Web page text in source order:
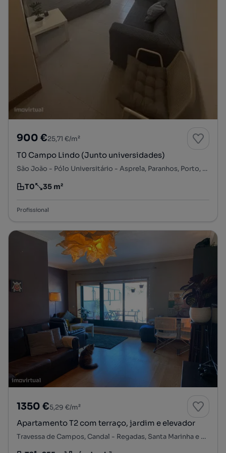
900 €25,71 €/m²
T0 Campo Lindo (Junto universidades)
São João - Pólo Universitário - Asprela, Paranhos, Porto, Porto
Tipologia
T0
Preço por metro quadrado
35 m²
Profissional
1350 €5,29 €/m²
Apartamento T2 com terraço, jardim e elevador
Travessa de Campos, Candal - Regadas, Santa Marinha e São Pedro da Afurada, Vila Nova de Gaia, Porto